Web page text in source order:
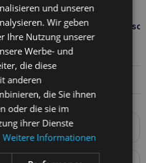
RECOBED Sofa
50,50€
und die Bequemlichkeit
schaffen wir eine
und unseren
Wir geben
Ihre Nutzung unserer
Werbe- und
die diese
anderen
die Sie ihnen
oder die sie im
ihrer Dienste
Weitere Informationen